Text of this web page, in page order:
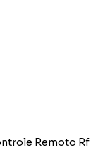
Remoto Rf